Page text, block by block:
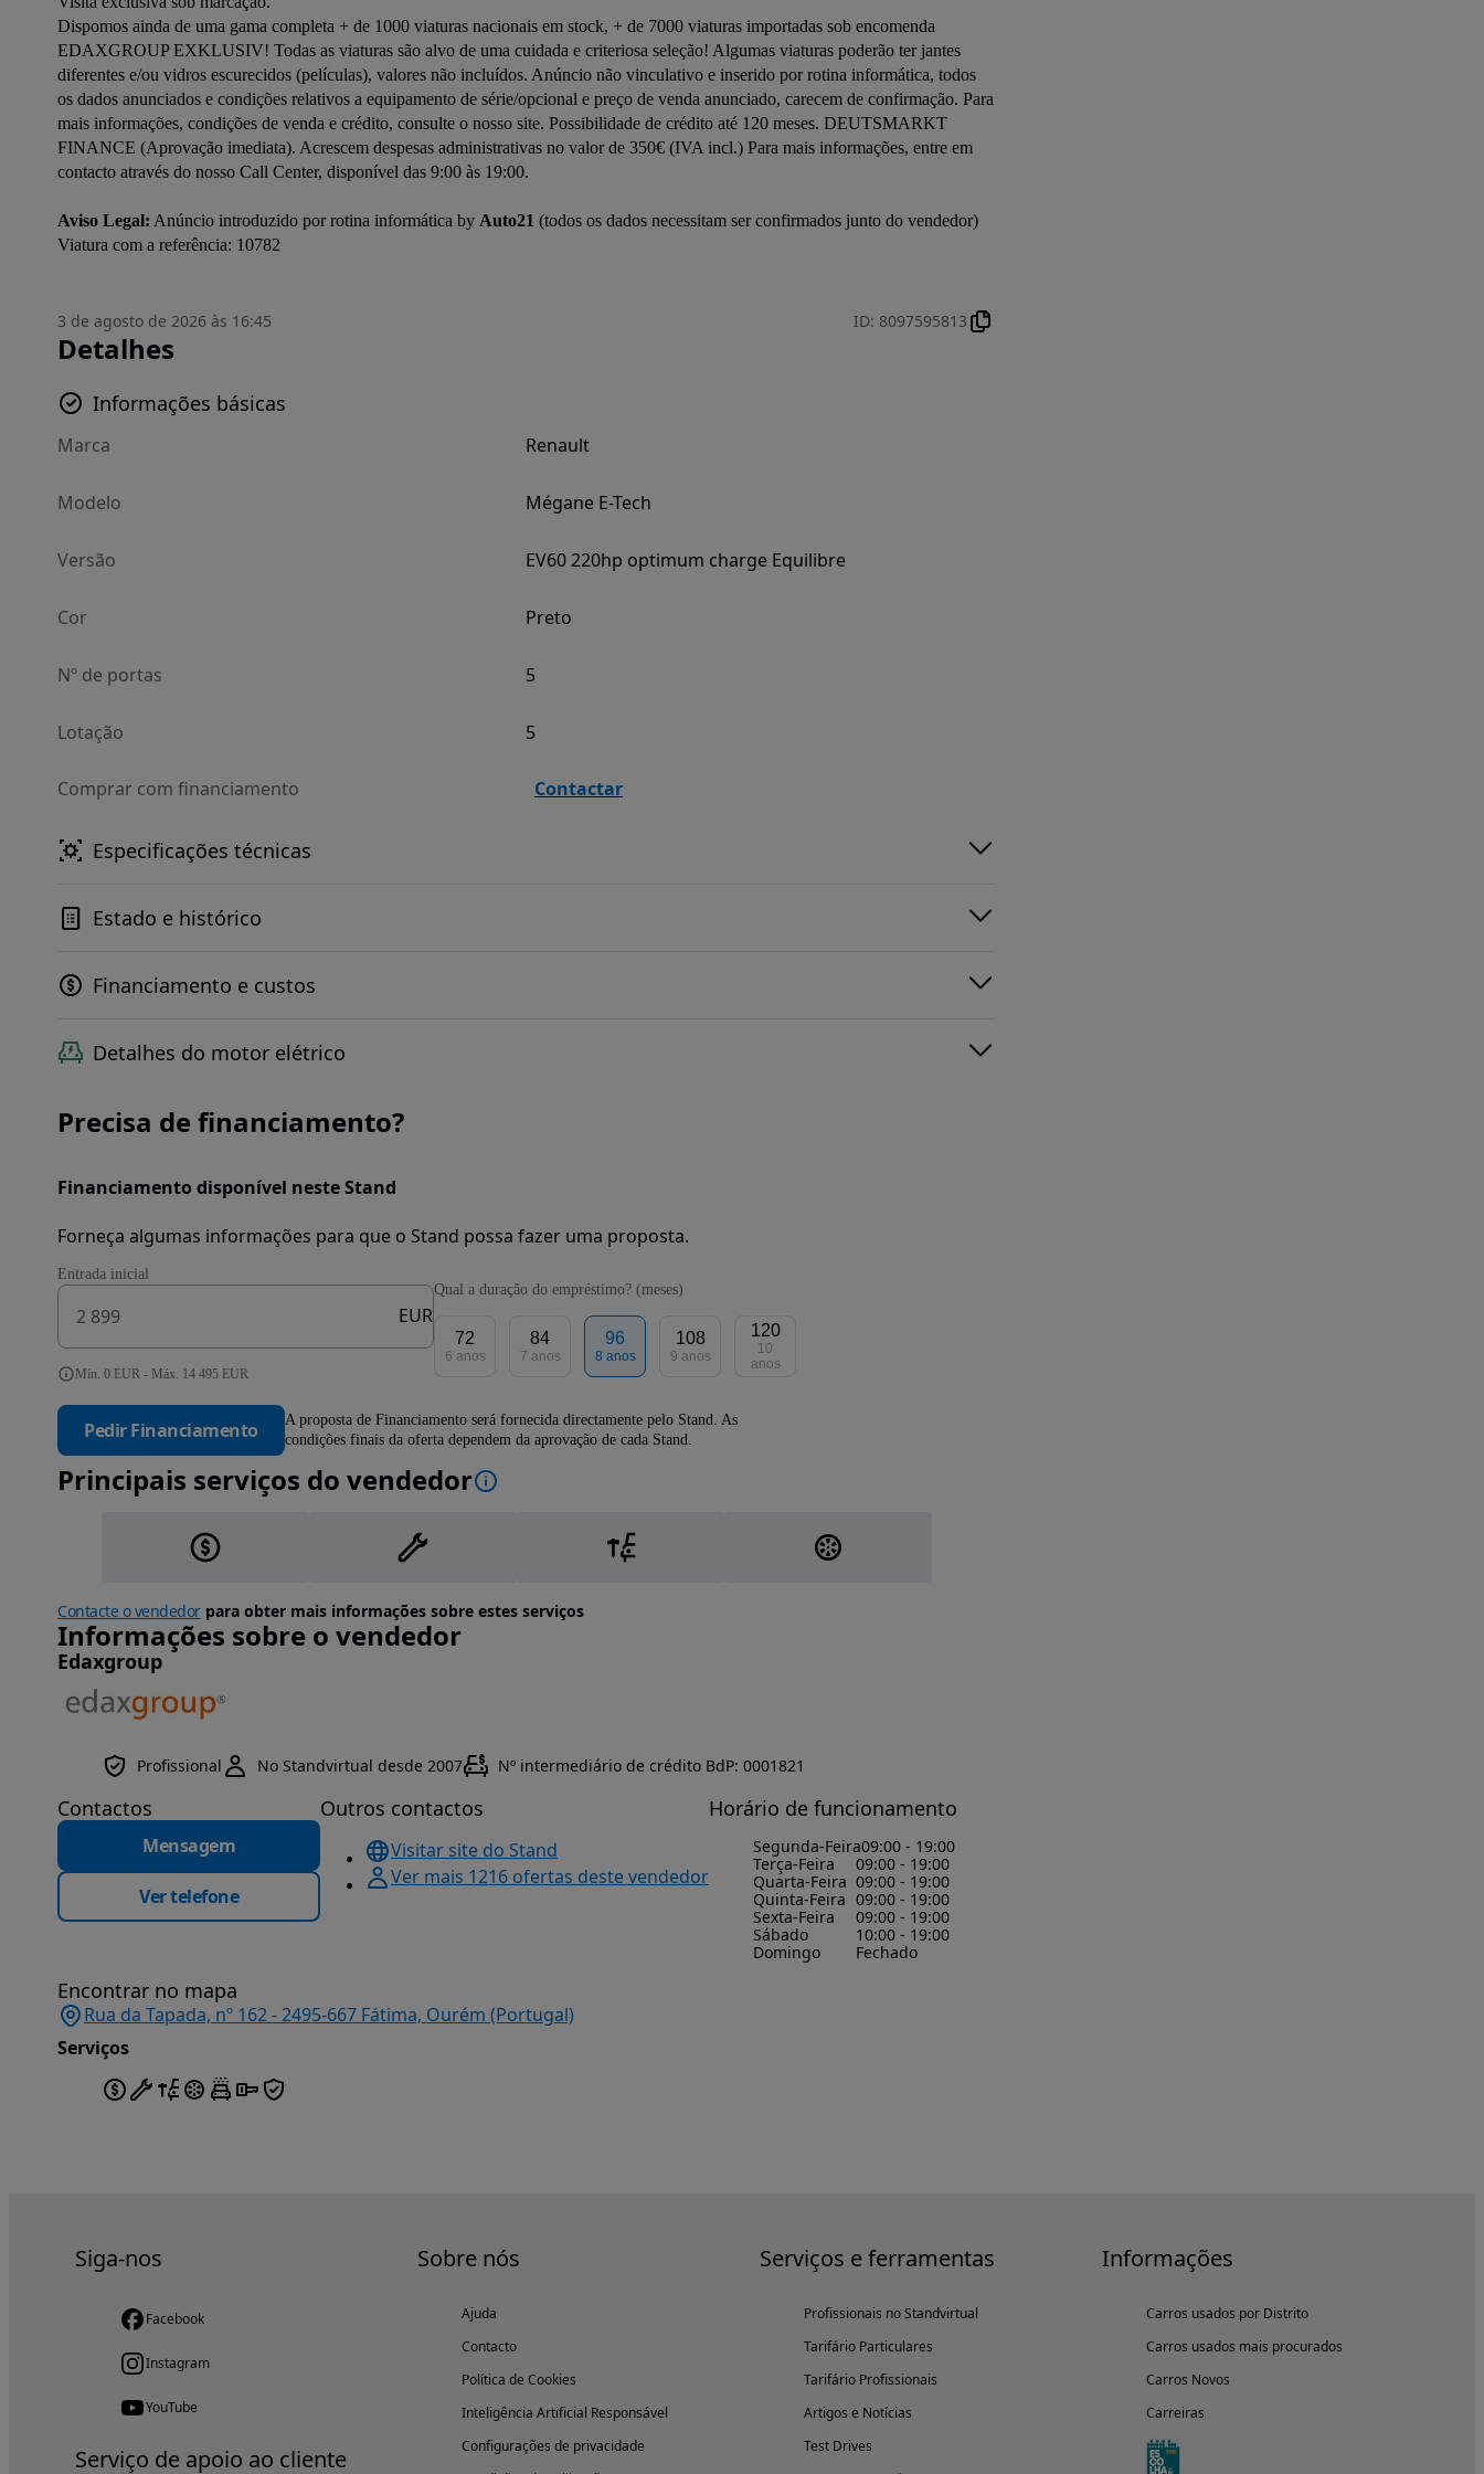
Dispomos ainda de uma gama completa + de 1000 viaturas nacionais em stock, + de 7000 viaturas importadas sob encomenda
EDAXGROUP EXKLUSIV! Todas as viaturas são alvo de uma cuidada e criteriosa seleção! Algumas viaturas poderão ter jantes
diferentes e/ou vidros escurecidos (películas), valores não incluídos. Anúncio não vinculativo e inserido por rotina informática, todos
os dados anunciados e condições relativos a equipamento de série/opcional e preço de venda anunciado, carecem de confirmação. Para
mais informações, condições de venda e crédito, consulte o nosso site. Possibilidade de crédito até 120 meses. DEUTSMARKT
FINANCE (Aprovação imediata). Acrescem despesas administrativas no valor de 350€ (IVA incl.) Para mais informações, entre em
contacto através do nosso Call Center, disponível das 9:00 às 19:00.
Aviso Legal: Anúncio introduzido por rotina informática by Auto21 (todos os dados necessitam ser confirmados junto do vendedor)
3 de agosto de 2026 às 16:45 ID: 8097595813
Detalhes
Informações básicas
Marca Renault
Modelo Mégane E-Tech
Versão EV60 220hp optimum charge Equilibre
Cor Preto
Nº de portas 5
Lotação 5
Comprar com financiamento Contactar
Especificações técnicas
Estado e histórico
Financiamento e custos
Detalhes do motor elétrico
Precisa de financiamento?
Financiamento disponível neste Stand
Forneça algumas informações para que o Stand possa fazer uma proposta.
Entrada inicial
EUR
Mín. 0 EUR - Máx. 14 495 EUR
Qual a duração do empréstimo? (meses)
72
6 anos
84
7 anos
96
8 anos
108
9 anos
120
10
anos
Pedir Financiamento
A proposta de Financiamento será fornecida directamente pelo Stand. As
condições finais da oferta dependem da aprovação de cada Stand.
Principais serviços do vendedor
Contacte o vendedorpara obter mais informações sobre estes serviços
Informações sobre o vendedor
Edaxgroup
Profissional No Standvirtual desde 2007 Nº intermediário de crédito BdP: 0001821
Contactos
Mensagem
Ver telefone
Outros contactos
Visitar site do Stand
Ver mais 1216 ofertas deste vendedor
Horário de funcionamento
Segunda-Feira09:00 - 19:00
Terça-Feira
09:00 - 19:00
Quarta-Feira 09:00 - 19:00
Quinta-Feira 09:00 - 19:00
Sexta-Feira
09:00 - 19:00
Sábado
10:00 - 19:00
Domingo
Fechado
Encontrar no mapa
Rua da Tapada, nº 162 - 2495-667 Fátima, Ourém (Portugal)
Serviços
Siga-nos
Facebook
Instagram
YouTube
Serviço de apoio ao cliente
Sobre nós
Ajuda
Contacto
Política de Cookies
Inteligência Artificial Responsável
Configurações de privacidade
Serviços e ferramentas
Profissionais no Standvirtual
Tarifário Particulares
Tarifário Profissionais
Artigos e Notícias
Test Drives
Informações
Carros usados por Distrito
Carros usados mais procurados
Carros Novos
Carreiras